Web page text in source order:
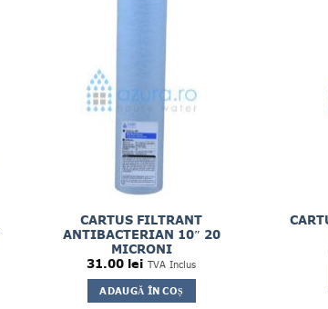
CARTUS FILTRANT
ANTIBACTERIAN 10″ 20
MICRONI
31.00 lei TVA Inclus
ADAUGĂ ÎN COȘ